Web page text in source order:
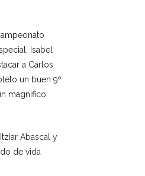
Isabel
a Carlos
un buen 9º
magnífico
Abascal y
de vida